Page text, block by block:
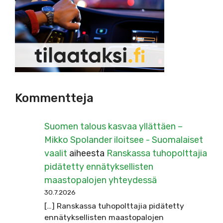
Kommentteja
Suomen talous kasvaa yllättäen –
Mikko Spolander iloitsee - Suomalaiset
vaalit aiheesta Ranskassa tuhopolttajia
pidätetty ennätyksellisten
maastopalojen yhteydessä
30.7.2026
[…] Ranskassa tuhopolttajia pidätetty
ennätyksellisten maastopalojen